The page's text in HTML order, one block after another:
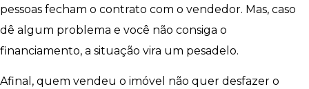
pessoas fecham o contrato com o vendedor. Mas, caso
dê algum problema e você não consiga o
financiamento, a situação vira um pesadelo.
Afinal, quem vendeu o imóvel não quer desfazer o